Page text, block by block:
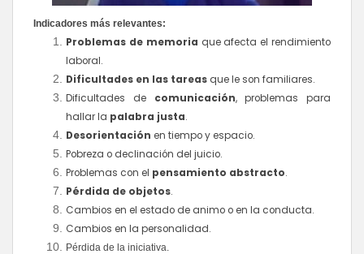
Indicadores más relevantes:
Problemas de memoria que afecta el rendimiento
laboral.
Dificultades en las tareas que le son familiares.
Dificultades de comunicación, problemas para
hallar la palabra justa.
Desorientación en tiempo y espacio.
Pobreza o declinación del juicio.
Problemas con el pensamiento abstracto.
Pérdida de objetos.
Cambios en el estado de animo o en la conducta.
Cambios en la personalidad.
Pérdida de la iniciativa.